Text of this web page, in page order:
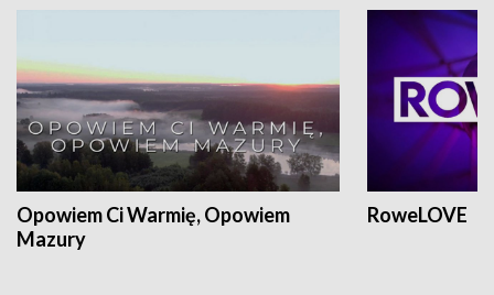
Opowiem Ci Warmię, Opowiem
Mazury
RoweLOVE